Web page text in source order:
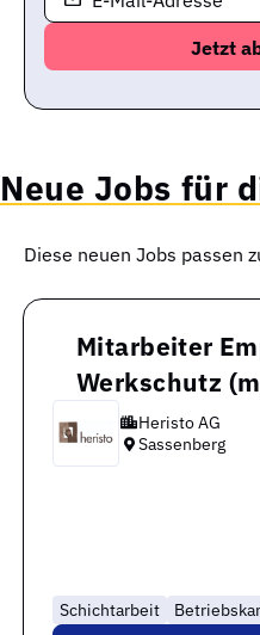
Neue Jobs für
Diese neuen Jobs passen
Mitarbeiter
Werkschutz
Heristo AG
Sassenberg
Schichtarbeit